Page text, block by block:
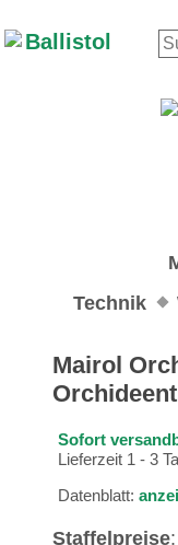
Technik
Mairol
Sofort
Lieferzeit 1 - 3
Datenblatt:
Staffelpreise